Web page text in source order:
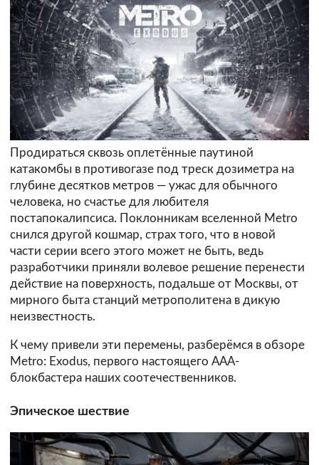
Продираться сквозь оплетённые паутиной
катакомбы в противогазе под треск дозиметра на
глубине десятков метров — ужас для обычного
человека, но счастье для любителя
постапокалипсиса. Поклонникам вселенной Metro
снился другой кошмар, страх того, что в новой
части серии всего этого может не быть, ведь
разработчики приняли волевое решение перенести
действие на поверхность, подальше от Москвы, от
мирного быта станций метрополитена в дикую
неизвестность.
К чему привели эти перемены, разберёмся в обзоре
Metro: Exodus, первого настоящего ААА-
блокбастера наших соотечественников.
Эпическое шествие